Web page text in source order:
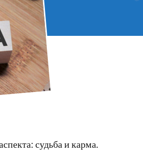
судьба и карма.